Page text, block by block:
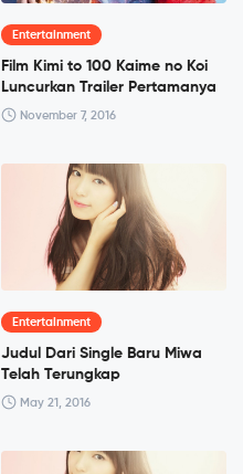
Entertainment
Film Kimi to 100 Kaime no Koi
Luncurkan Trailer Pertamanya
November 7, 2016
Entertainment
Judul Dari Single Baru Miwa
Telah Terungkap
May 21, 2016